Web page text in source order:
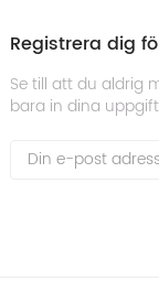
Registrera dig
Se till att du aldrig
bara in dina